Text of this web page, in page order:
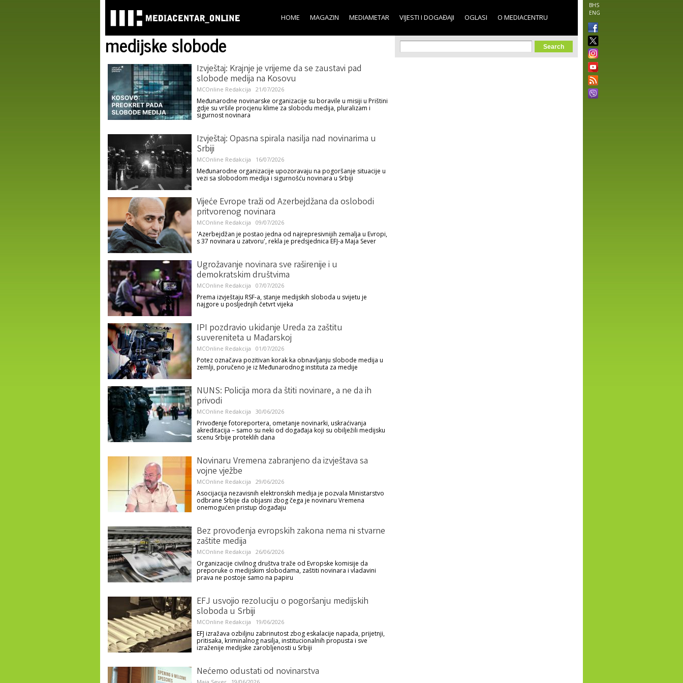
main
content
BHS
ENG
HOME MAGAZIN MEDIAMETAR VIJESTI I DOGAĐAJI OGLASI O MEDIACENTRU
medijske slobode
Izvještaj: Krajnje je vrijeme da se zaustavi pad
slobode medija na Kosovu
MCOnline Redakcija 21/07/2026
Međunarodne novinarske organizacije su boravile u misiji u Prištini
gdje su vršile procjenu klime za slobodu medija, pluralizam i
sigurnost novinara
Izvještaj: Opasna spirala nasilja nad novinarima u
Srbiji
MCOnline Redakcija 16/07/2026
Međunarodne organizacije upozoravaju na pogoršanje situacije u
vezi sa slobodom medija i sigurnošću novinara u Srbiji
Vijeće Evrope traži od Azerbejdžana da oslobodi
pritvorenog novinara
MCOnline Redakcija 09/07/2026
'Azerbejdžan je postao jedna od najrepresivnijih zemalja u Evropi,
s 37 novinara u zatvoru', rekla je predsjednica EFJ-a Maja Sever
Ugrožavanje novinara sve raširenije i u
demokratskim društvima
MCOnline Redakcija 07/07/2026
Prema izvještaju RSF-a, stanje medijskih sloboda u svijetu je
najgore u posljednjih četvrt vijeka
IPI pozdravio ukidanje Ureda za zaštitu
suvereniteta u Mađarskoj
MCOnline Redakcija 01/07/2026
Potez označava pozitivan korak ka obnavljanju slobode medija u
zemlji, poručeno je iz Međunarodnog instituta za medije
NUNS: Policija mora da štiti novinare, a ne da ih
privodi
MCOnline Redakcija 30/06/2026
Privođenje fotoreportera, ometanje novinarki, uskraćivanja
akreditacija – samo su neki od događaja koji su obilježili medijsku
scenu Srbije proteklih dana
Novinaru Vremena zabranjeno da izvještava sa
vojne vježbe
MCOnline Redakcija 29/06/2026
Asocijacija nezavisnih elektronskih medija je pozvala Ministarstvo
odbrane Srbije da objasni zbog čega je novinaru Vremena
onemogućen pristup događaju
Bez provođenja evropskih zakona nema ni stvarne
zaštite medija
MCOnline Redakcija 26/06/2026
Organizacije civilnog društva traže od Evropske komisije da
preporuke o medijskim slobodama, zaštiti novinara i vladavini
prava ne postoje samo na papiru
EFJ usvojio rezoluciju o pogoršanju medijskih
sloboda u Srbiji
MCOnline Redakcija 19/06/2026
EFJ izražava ozbiljnu zabrinutost zbog eskalacije napada, prijetnji,
pritisaka, kriminalnog nasilja, institucionalnih propusta i sve
izraženije medijske zarobljenosti u Srbiji
Nećemo odustati od novinarstva
Search form
Search